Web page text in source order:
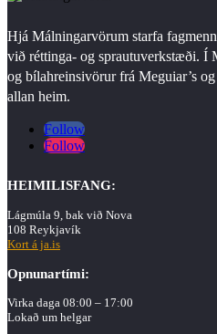
Hjá Málningarvörum starfa
við réttinga- og sprautuverkstæði. Í
og bílahreinsivörur frá Meguiar’s
allan heim.
Follow
Follow
HEIMILISFANG:
Lágmúla 9, bak við Nova
108 Reykjavík
Kort á ja.is
Opnunartími:
Virka daga 08:00 – 17:00
Lokað um helgar